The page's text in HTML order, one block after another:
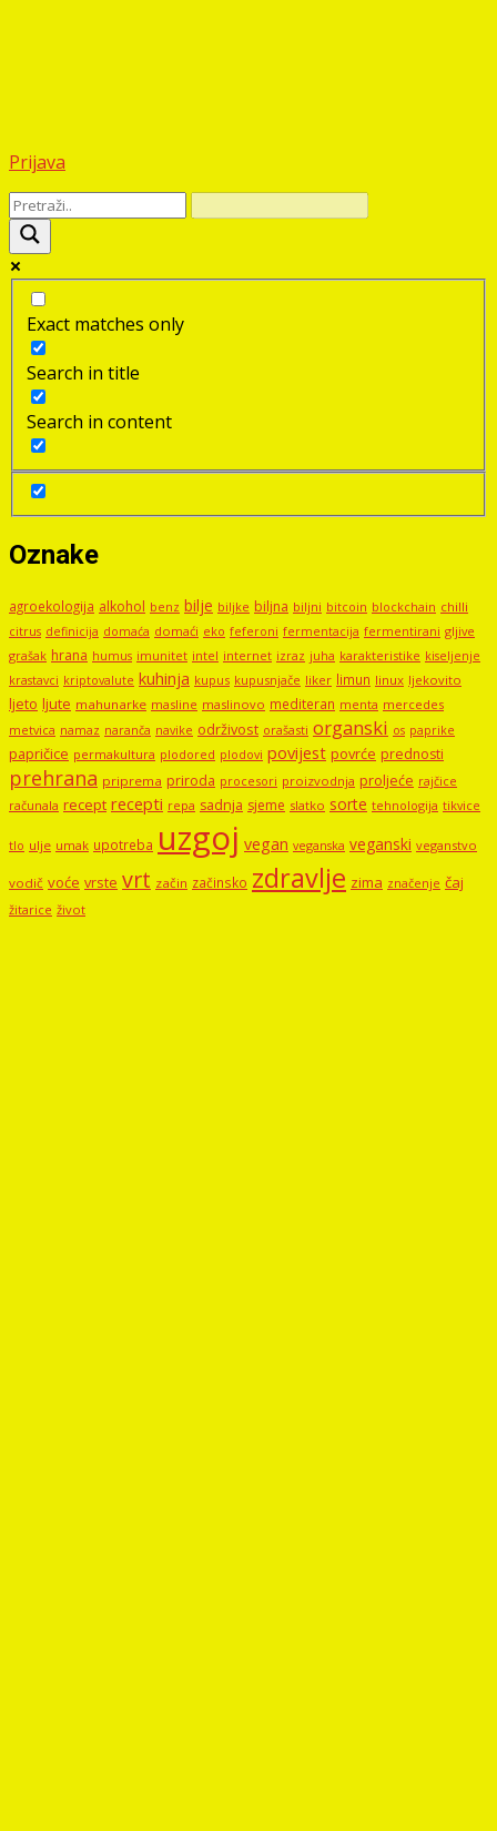
Prijava
Exact matches only
Search in title
Search in content
Oznake
agroekologija alkohol benz bilje biljke biljna biljni bitcoin blockchain chilli
citrus definicija domaća domaći eko feferoni fermentacija fermentirani gljive
grašak hrana humus imunitet intel internet izraz juha karakteristike kiseljenje
krastavci kriptovalute kuhinja kupus kupusnjače liker limun linux ljekovito
ljeto ljute mahunarke masline maslinovo mediteran menta mercedes
metvica namaz naranča navike održivost orašasti organski os paprike
papričice permakultura plodored plodovi povijest povrće prednosti
prehrana priprema priroda procesori proizvodnja proljeće rajčice
računala recept recepti repa sadnja sjeme slatko sorte tehnologija tikvice
tlo ulje umak upotreba uzgoj vegan veganska veganski veganstvo
vodič voće vrste vrt začin začinsko zdravlje zima značenje čaj
žitarice život